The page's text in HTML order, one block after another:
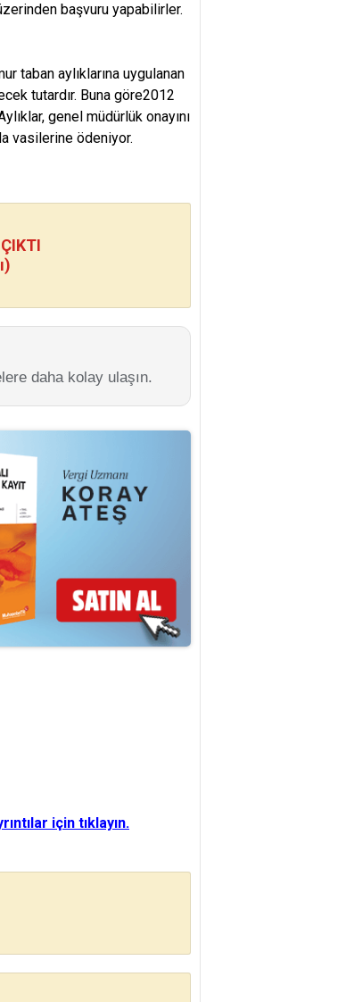
başvuru yapabilirler.
taban aylıklarına uygulanan
tutardır. Buna göre2012
genel müdürlük onayını
vasilerine ödeniyor.
daha kolay ulaşın.
için tıklayın.